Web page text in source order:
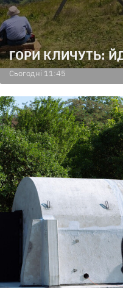
ГОРИ КЛИЧУТЬ:
Сьогодні 11:45